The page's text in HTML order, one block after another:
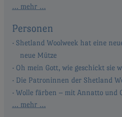
… mehr …
Personen
Shetland Woolweek hat eine
neue Mütze
Oh mein Gott, wie geschickt sie
Die Patroninnen der Shetland
Wolle färben – mit Annatto und
… mehr …